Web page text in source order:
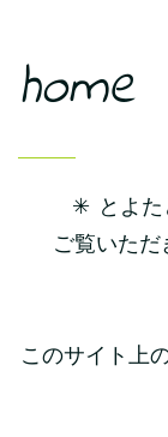
home
✳︎ とよた
ご覧いた
このサイト上